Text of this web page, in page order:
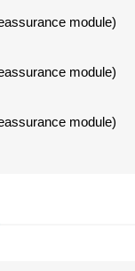
module)
module)
module)